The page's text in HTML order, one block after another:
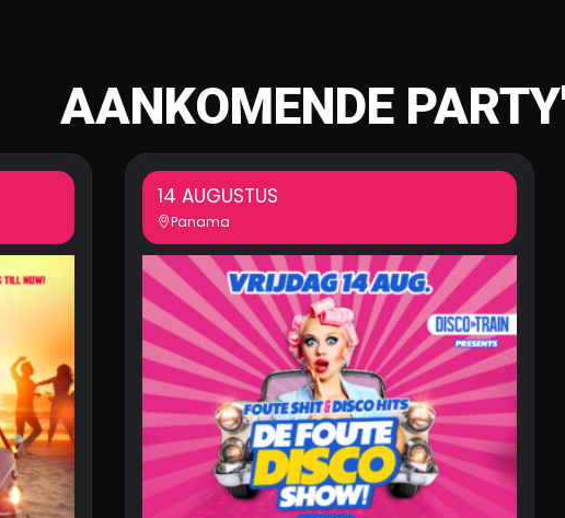
AANKOMENDE
14 AUGUSTUS
Panama